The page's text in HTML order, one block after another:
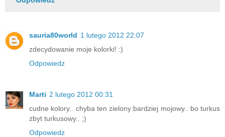
sauria80world 1 lutego 2012 22:07
zdecydowanie moje kolorki! :)
Odpowiedz
Marti 2 lutego 2012 00:31
cudne kolory.. chyba ten zielony bardziej mojowy.. bo turkus
zbyt turkusowy.. ;)
Odpowiedz